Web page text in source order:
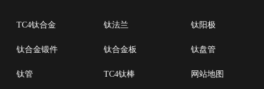
TC4钛合金 钛法兰 钛阳极
钛合金锻件 钛合金板 钛盘管
钛管 TC4钛棒 网站地图